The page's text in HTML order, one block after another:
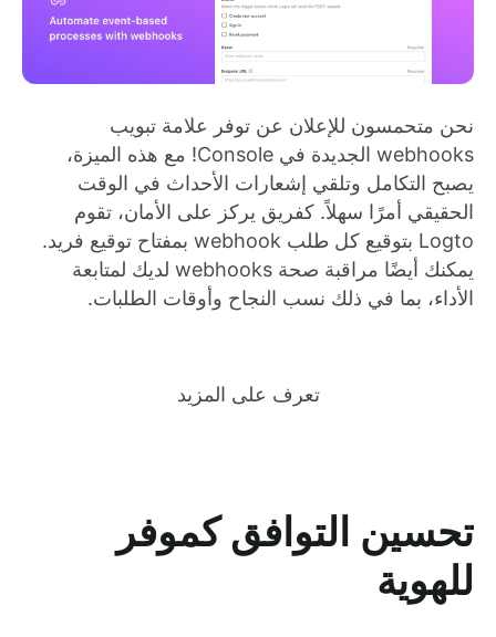
نحن متحمسون للإعلان عن توفر علامة تبويب
webhooks الجديدة في Console! مع هذه الميزة،
يصبح التكامل وتلقي إشعارات الأحداث في الوقت
الحقيقي أمرًا سهلاً. كفريق يركز على الأمان، تقوم
Logto بتوقيع كل طلب webhook بمفتاح توقيع فريد.
يمكنك أيضًا مراقبة صحة webhooks لديك لمتابعة
الأداء، بما في ذلك نسب النجاح وأوقات الطلبات.
تعرف على المزيد
تحسين التوافق كموفر
للهوية